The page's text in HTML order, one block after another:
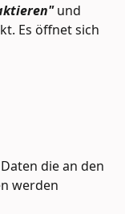
und
Es öffnet sich
die an den
werden